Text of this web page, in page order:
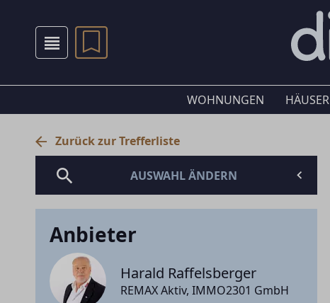
WOHNUNGEN HÄUSER
Zurück zur Trefferliste
AUSWAHL ÄNDERN
Anbieter
Harald Raffelsberger
REMAX Aktiv, IMMO2301 GmbH